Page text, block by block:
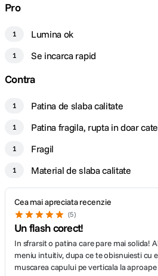
Pro
1 Lumina ok
1 Se incarca rapid
Contra
1 Patina de slaba calitate
1 Patina fragila, rupta in doar
1 Fragil
1 Material de slaba calitate
Cea mai apreciata recenzie
5
Un flash corect!
In sfrarsit o patina care pare mai solida!
meniu intuitiv, dupa ce te obisnuiesti cu
muscarea capului pe verticala la